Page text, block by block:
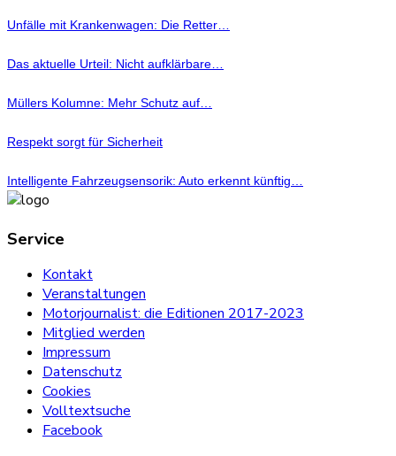
Unfälle mit Krankenwagen: Die Retter…
Das aktuelle Urteil: Nicht aufklärbare…
Müllers Kolumne: Mehr Schutz auf…
Respekt sorgt für Sicherheit
Intelligente Fahrzeugsensorik: Auto erkennt künftig…
Service
Kontakt
Veranstaltungen
Motorjournalist: die Editionen 2017-2023
Mitglied werden
Impressum
Datenschutz
Cookies
Volltextsuche
Facebook